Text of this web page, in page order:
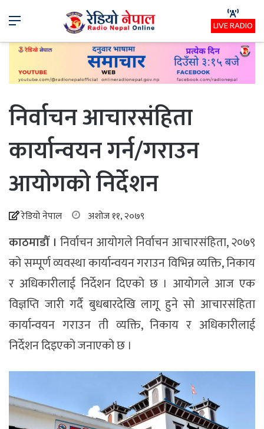
Menu LIVE RADIO
निर्वाचन आचारसंहिता
कार्यान्वयन गर्न/गराउन
आयोगको निर्देशन
रेडियो नेपाल अशोज ११, २०७९
काठमाडौँ । निर्वाचन आयोगले निर्वाचन आचारसंहिता, २०७९
को सम्पूर्ण व्यवस्था कार्यान्वयन गराउन विभिन्न व्यक्ति, निकाय
र अधिकारीलाई निर्देशन दिएको छ । आयोगले आज एक
विज्ञप्ति जारी गर्दै बुधबारदेखि लागू हुने सो आचारसंहिता
कार्यान्वयन गराउन ती व्यक्ति, निकाय र अधिकारीलाई
निर्देशन दिइएको जनाएको छ ।